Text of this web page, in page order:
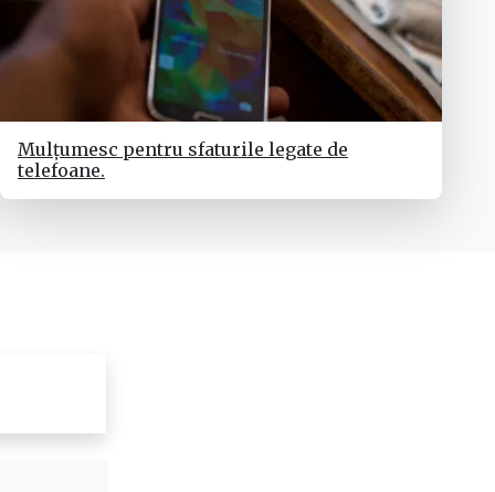
Mulțumesc pentru sfaturile legate de
telefoane.